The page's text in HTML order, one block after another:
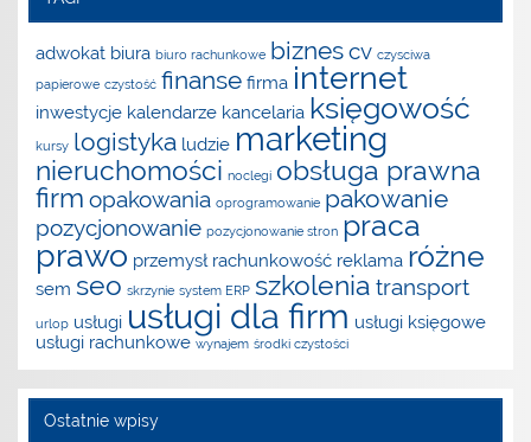
adwokat biura biuro rachunkowe biznescv czysciwa
papierowe czystość finanse firma internet
inwestycje kalendarze kancelaria księgowość
kursy logistyka ludzie marketing
nieruchomości noclegi obsługa prawna
firm opakowania oprogramowanie pakowanie
pozycjonowanie pozycjonowanie stron praca
prawo przemysł rachunkowość reklama różne
sem seo skrzynie system ERP szkolenia transport
urlop usługi usługi dla firm usługi księgowe
usługi rachunkowe wynajem środki czystości
Ostatnie wpisy